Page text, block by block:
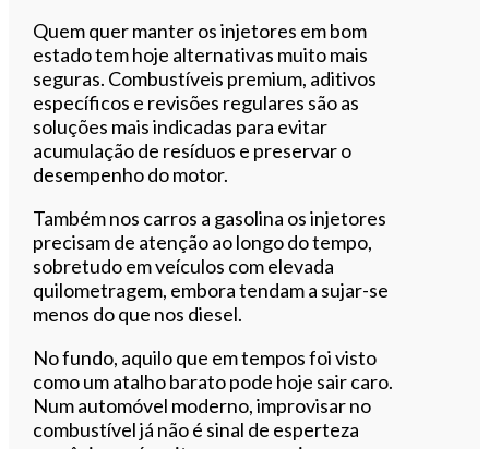
Quem quer manter os injetores em bom
estado tem hoje alternativas muito mais
seguras. Combustíveis premium, aditivos
específicos e revisões regulares são as
soluções mais indicadas para evitar
acumulação de resíduos e preservar o
desempenho do motor.
Também nos carros a gasolina os injetores
precisam de atenção ao longo do tempo,
sobretudo em veículos com elevada
quilometragem, embora tendam a sujar-se
menos do que nos diesel.
No fundo, aquilo que em tempos foi visto
como um atalho barato pode hoje sair caro.
Num automóvel moderno, improvisar no
combustível já não é sinal de esperteza